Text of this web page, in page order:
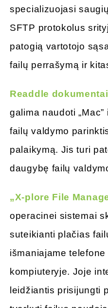
specializuojasi
SFTP protokolus
patogią vartotojo
failų perrašymą ir
Readdle
galima naudoti „Mac”
failų valdymo
palaikymą. Jis turi
daugybę failų
„X-plore File
operacinei sistemai
suteikianti plačias
išmaniajame
kompiuteryje. Joje
leidžiantis prisijungti